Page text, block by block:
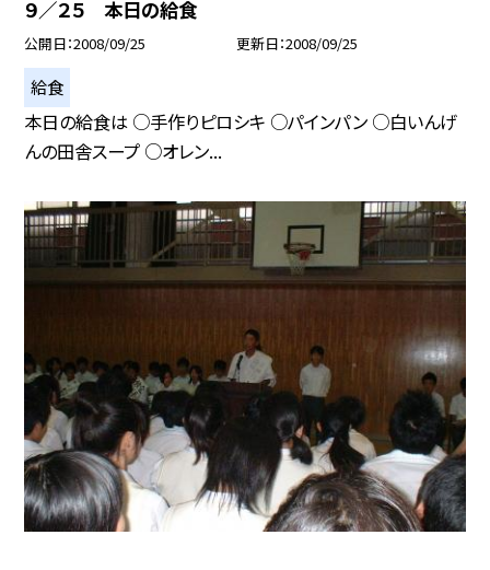
９／２５ 本日の給食
公開日 2008/09/25 更新日 2008/09/25
給食
本日の給食は ○手作りピロシキ ○パインパン ○白いんげ
んの田舎スープ ○オレン...